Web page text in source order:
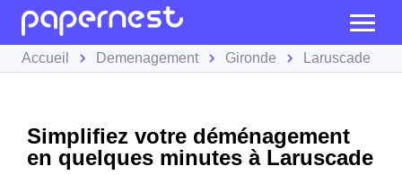
Accueil Demenagement Gironde Laruscade